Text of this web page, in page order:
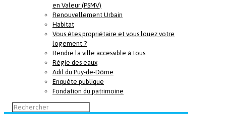
en Valeur (PSMV)
Renouvellement Urbain
Habitat
Vous êtes propriétaire et vous louez votre
logement ?
Rendre la ville accessible à tous
Régie des eaux
Adil du Puy-de-Dôme
Enquête publique
Fondation du patrimoine